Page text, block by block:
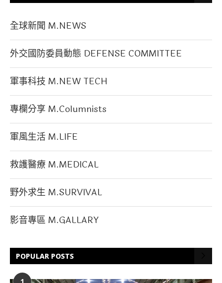
全球新聞 M.NEWS
外交國防委員動態 DEFENSE COMMITTEE
軍事科技 M.NEW TECH
專欄分享 M.Columnists
軍風生活 M.LIFE
救護醫療 M.MEDICAL
野外求生 M.SURVIVAL
影音專區 M.GALLARY
POPULAR POSTS